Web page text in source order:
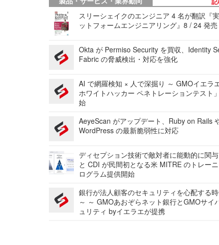
スリーシェイクのエンジニア 4 名が翻訳『
ットフォームエンジニアリング』8 / 24 発売
Okta が Permiso Security を買収、Identity
Fabric の脅威検出・対応を強化
AI で網羅検知 × 人で深掘り ～ GMOイエラ
ホワイトハッカー ペネトレーションテスト
始
AeyeScan がアップデート、Ruby on Rails
WordPress の最新脆弱性に対応
ディセプション技術で敵対者に能動的に関
と CDI が民間初となる米 MITRE のトレー
ログラム提供開始
銀行が法人顧客のセキュリティを心配する
～ ～ GMOあおぞらネット銀行とGMOサイ
ュリティ byイエラエが提携